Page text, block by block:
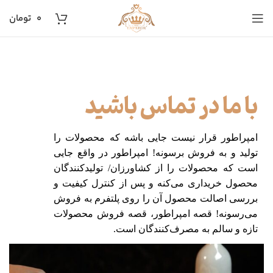
۰ تومان
با ما در تماس باشید
امپراطور قرار نیست جایی باشه که محصولات را
تولید و به فروش برسونه! امپراطور در واقع جایی
است که محصولات را از کشاورزان/ تولیدکنندگان
محصول خریداری می‌کنه و پس از کنترل کیفیت و
بررسی اصالت محصول آن را روی پلتفرم به فروش
می‌رسونه! قصه امپراطور، قصه فروش محصولات
تازه و سالم به مصرف‌کنندگان است.